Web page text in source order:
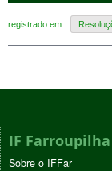
registrado em:
IF Farroupilha
Sobre o IFFar